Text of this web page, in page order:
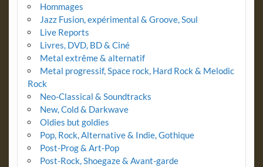
Hommages
Jazz Fusion, expérimental & Groove, Soul
Live Reports
Livres, DVD, BD & Ciné
Metal extrême & alternatif
Metal progressif, Space rock, Hard Rock & Melodic
Rock
Neo-Classical & Soundtracks
New, Cold & Darkwave
Oldies but goldies
Pop, Rock, Alternative & Indie, Gothique
Post-Prog & Art-Pop
Post-Rock, Shoegaze & Avant-garde